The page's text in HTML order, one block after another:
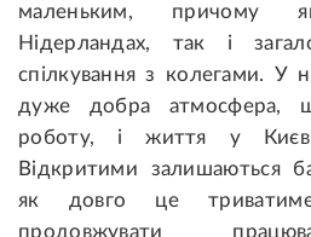
маленьким,
Нідерландах, так і
спілкування з колегами. У
дуже добра атмосфера,
роботу, і життя у
Відкритими залишаються
як довго це
продовжувати